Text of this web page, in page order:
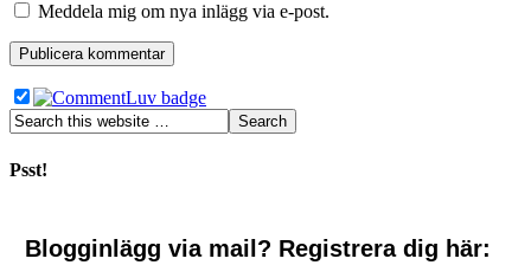
Meddela mig om nya inlägg via e-post.
Psst!
Blogginlägg via mail? Registrera dig här: